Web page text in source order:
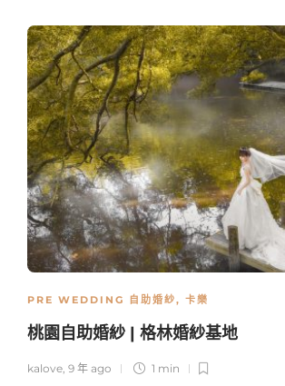
PRE WEDDING 自助婚紗, 卡樂
桃園自助婚紗 | 格林婚紗基地
kalove 9 年 ago 1 min